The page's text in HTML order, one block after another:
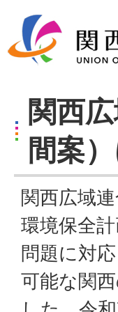
関西
間案
関西広域
環境保全
問題に対
可能な関